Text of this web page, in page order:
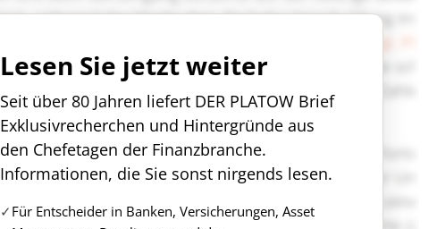
Lesen Sie jetzt weiter
Seit über 80 Jahren liefert DER PLATOW Brief
Exklusivrecherchen und Hintergründe aus
den Chefetagen der Finanzbranche.
Informationen, die Sie sonst nirgends lesen.
Für Entscheider in Banken, Versicherungen, Asset